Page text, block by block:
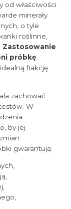
od właściwości
minerały
o tyle
roślinne,
Zastosowanie
próbkę
frakcję
zachować
W
by jej
gwarantują: